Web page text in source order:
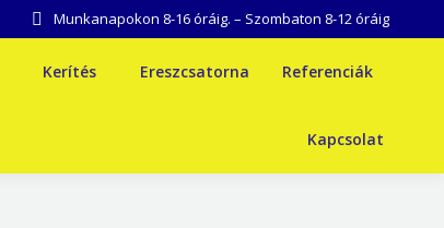
Munkanapokon 8-16 óráig. – Szombaton 8-12 óráig
Kerítés Ereszcsatorna Referenciák
Kapcsolat